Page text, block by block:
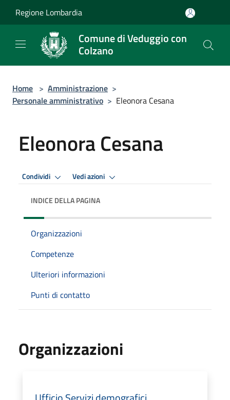
Regione Lombardia
Comune di Veduggio con
Colzano
Home > Amministrazione >
Personale amministrativo > Eleonora Cesana
Eleonora Cesana
Condividi Vedi azioni
INDICE DELLA PAGINA
Organizzazioni
Competenze
Ulteriori informazioni
Punti di contatto
Organizzazioni